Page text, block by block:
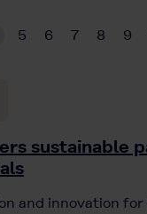
5 6 7 8 9
sustainable
and innovation